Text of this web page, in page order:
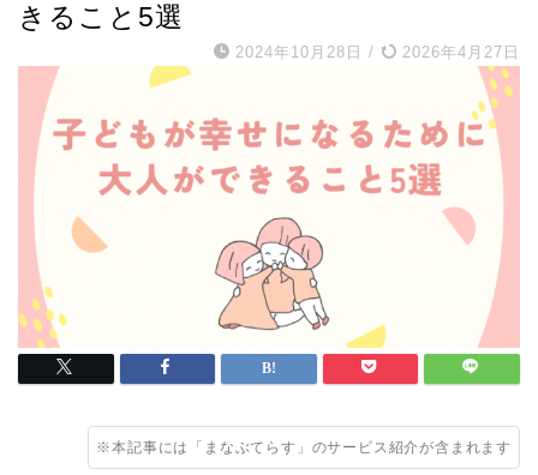
きること5選
2024年10月28日 / 2026年4月27日
※本記事には「まなぶてらす」のサービス紹介が含まれます